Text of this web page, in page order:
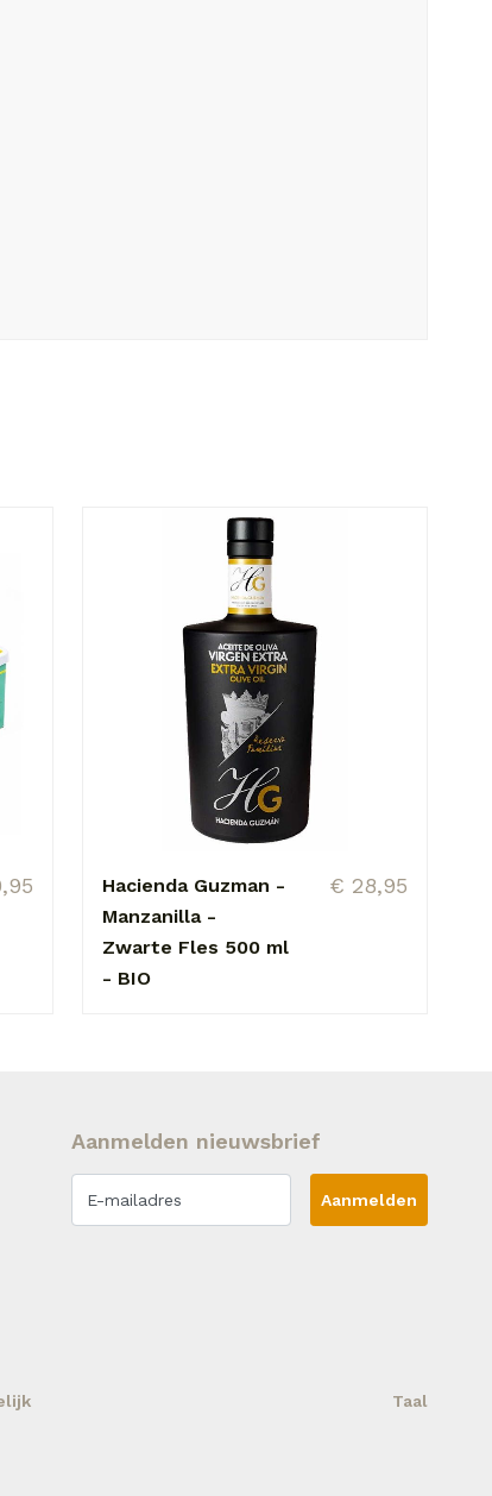
Hacienda Guzman -
Manzanilla -
Zwarte Fles 500 ml
- BIO
€ 28,95
Aanmelden nieuwsbrief
Aanmelden
Taal